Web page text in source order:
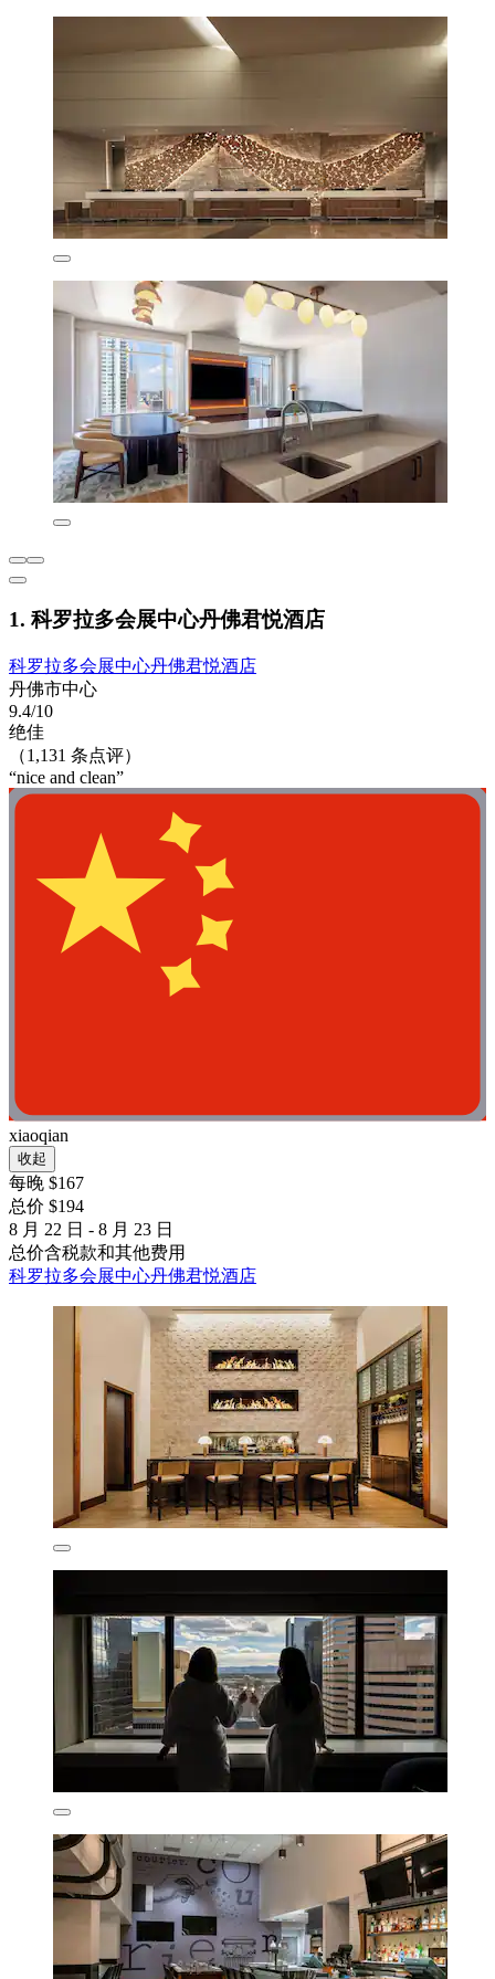
1. 科罗拉多会展中心丹佛君悦酒店
科罗拉多会展中心丹佛君悦酒店
丹佛市中心
9.4/10
绝佳
（1,131 条点评）
“nice and clean”
xiaoqian
收起
每晚 $167
总价 $194
8 月 22 日 - 8 月 23 日
总价含税款和其他费用
科罗拉多会展中心丹佛君悦酒店